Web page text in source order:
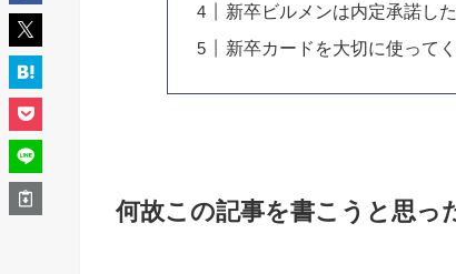
新卒ビルメンは内定承諾し
新卒カードを大切に使って
何故この記事を書こうと思っ